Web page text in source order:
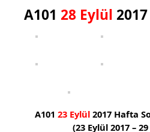
A10128 Eylül
A101 23 Eylül2017 Hafta
(23 Eylül 2017 –